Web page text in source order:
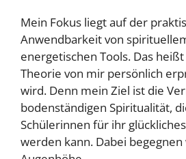
Mein Fokus liegt auf der
Anwendbarkeit von
energetischen Tools. Das heißt
Theorie von mir persönlich
wird. Denn mein Ziel ist die
bodenständigen Spiritualität,
Schülerinnen für ihr
werden kann. Dabei